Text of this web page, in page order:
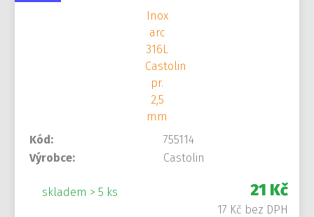
Kód:
755114
Výrobce:
Castolin
skladem > 5 ks 21 Kč
17 Kč bez DPH